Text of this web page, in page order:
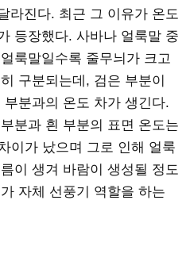
라진다. 최근 그 이유가 온도
등장했다. 사바나 얼룩말 중
룩말일수록 줄무늬가 크고
구분되는데, 검은 부분이
분과의 온도 차가 생긴다.
분과 흰 부분의 표면 온도는
가 났으며 그로 인해 얼룩
이 생겨 바람이 생성될 정도
자체 선풍기 역할을 하는